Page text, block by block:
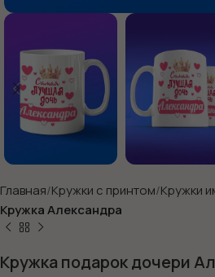
Главная Кружки с принтом Кружки
Кружка Александра
Кружка подарок дочери